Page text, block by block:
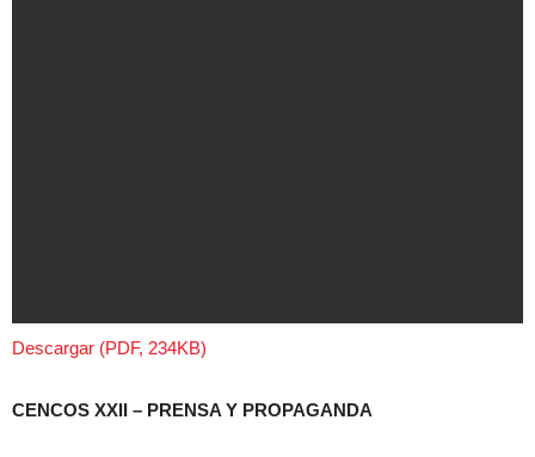
Descargar (PDF, 234KB)
CENCOS XXII – PRENSA Y PROPAGANDA